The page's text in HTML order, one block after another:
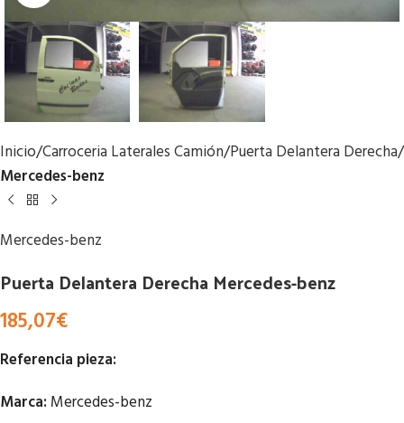
Inicio Carroceria Laterales Camión Puerta Delantera Derecha
Mercedes-benz
Mercedes-benz
Puerta Delantera Derecha Mercedes-benz
185,07€
Referencia pieza:
Marca: Mercedes-benz